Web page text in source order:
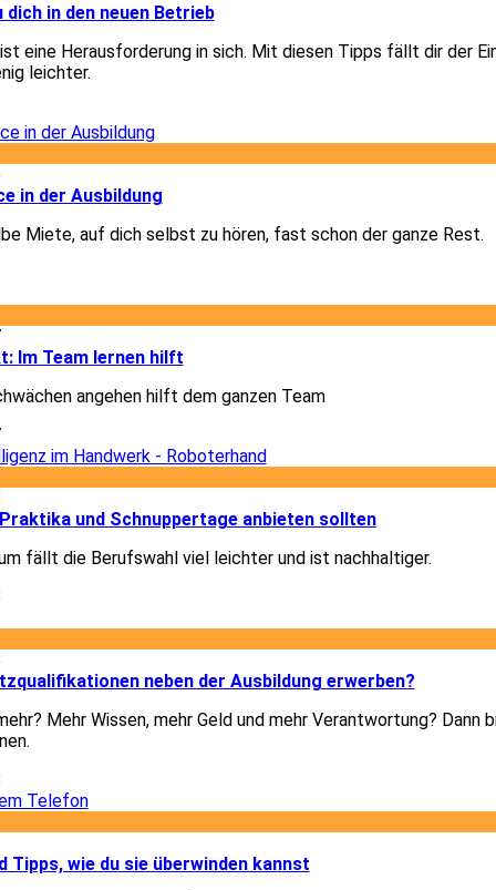
in den neuen Betrieb
eine Herausforderung in sich. Mit diesen Tipps fällt dir der
leichter.
in der Ausbildung
Miete, auf dich selbst zu hören, fast schon der ganze Rest.
Im Team lernen hilft
angehen hilft dem ganzen Team
und Schnuppertage anbieten sollten
fällt die Berufswahl viel leichter und ist nachhaltiger.
neben der Ausbildung erwerben?
Mehr Wissen, mehr Geld und mehr Verantwortung? Dann
Tipps, wie du sie überwinden kannst